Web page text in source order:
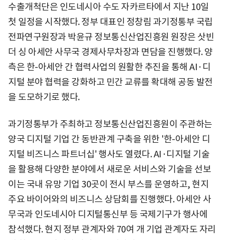
수출개척단은 인도네시아 수도 자카르타에서 지난 10일
첫 일정을 시작했다. 정부 대표인 정창림 과기정통부 국립
전파연구원장과 박윤규 정보통신산업진흥원 원장은 삿빈
더 싱 아세안 사무국 경제사무차장과 면담을 진행했다. 양
측은 한-아세안 간 협력사업의 원활한 추진을 통해 AI·디
지털 분야 협력을 강화하고 민간 교류를 확대해 공동 발전
을 도모하기로 했다.
과기정통부가 주최하고 정보통신산업진흥원이 주관하는
양국 디지털 기업 간 동반관계 구축을 위한 '한-아세안 디
지털 비즈니스 파트너십' 행사도 열렸다. AI·디지털 기술
을 활용해 다양한 분야에서 새로운 서비스와 기술을 선보
이는 국내 유망 기업 30곳이 전시 부스를 운영하고, 현지
주요 바이어와의 비즈니스 상담회를 진행했다. 아세안 사
무국과 인도네시아 디지털통신부 등 국제기구가 행사에
참석했다. 현지 정부 관계자와 70여 개 기업 관계자도 자리